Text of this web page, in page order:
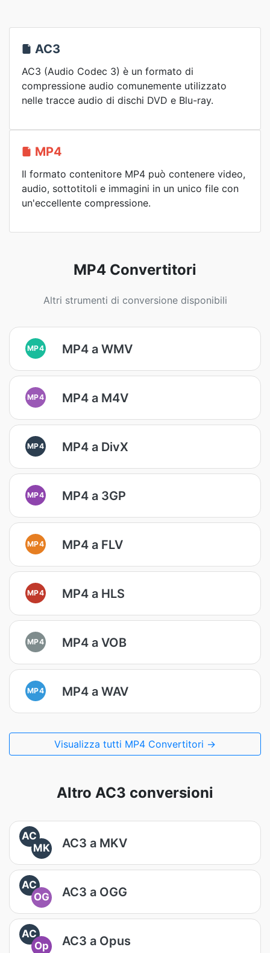
AC3
AC3 (Audio Codec 3) è un formato di
compressione audio comunemente utilizzato
nelle tracce audio di dischi DVD e Blu-ray.
MP4
Il formato contenitore MP4 può contenere video,
audio, sottotitoli e immagini in un unico file con
un'eccellente compressione.
MP4 Convertitori
Altri strumenti di conversione disponibili
MP4 MP4 a WMV
MP4 MP4 a M4V
MP4 MP4 a DivX
MP4 MP4 a 3GP
MP4 MP4 a FLV
MP4 MP4 a HLS
MP4 MP4 a VOB
MP4 MP4 a WAV
Visualizza tutti MP4 Convertitori →
Altro AC3 conversioni
AC
MK
AC3 a MKV
AC
OG
AC3 a OGG
AC
Op
AC3 a Opus